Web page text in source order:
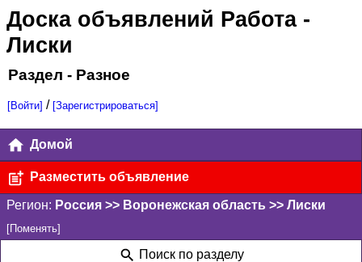
Доска объявлений Работа-
Лиски
Раздел - Разное
[Войти] / [Зарегистрироваться]
Домой
Разместить объявление
Регион: Россия >> Воронежская область >> Лиски
[Поменять]
Поиск по разделу